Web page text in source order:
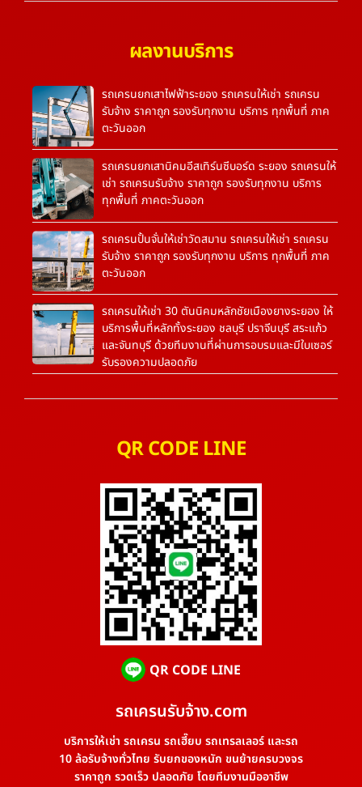
ผลงานบริการ
รถเครนยกเสาไฟฟ้าระยอง รถเครนให้เช่า รถเครน
รับจ้าง ราคาถูก รองรับทุกงาน บริการ ทุกพื้นที่ ภาค
ตะวันออก
รถเครนยกเสานิคมอีสเทิร์นซีบอร์ด ระยอง รถเครนให้
เช่า รถเครนรับจ้าง ราคาถูก รองรับทุกงาน บริการ
ทุกพื้นที่ ภาคตะวันออก
รถเครนปั้นจั่นให้เช่าวัดสมาน รถเครนให้เช่า รถเครน
รับจ้าง ราคาถูก รองรับทุกงาน บริการ ทุกพื้นที่ ภาค
ตะวันออก
รถเครนให้เช่า 30 ตันนิคมหลักชัยเมืองยางระยอง ให้
บริการพื้นที่หลักทั้งระยอง ชลบุรี ปราจีนบุรี สระแก้ว
และจันทบุรี ด้วยทีมงานที่ผ่านการอบรมและมีใบเซอร์
รับรองความปลอดภัย
QR CODE LINE
QR CODE LINE
รถเครนรับจ้าง.com
บริการให้เช่า รถเครน รถเฮี๊ยบ รถเทรลเลอร์ และรถ
10 ล้อรับจ้างทั่วไทย รับยกของหนัก ขนย้ายครบวงจร
ราคาถูก รวดเร็ว ปลอดภัย โดยทีมงานมืออาชีพ